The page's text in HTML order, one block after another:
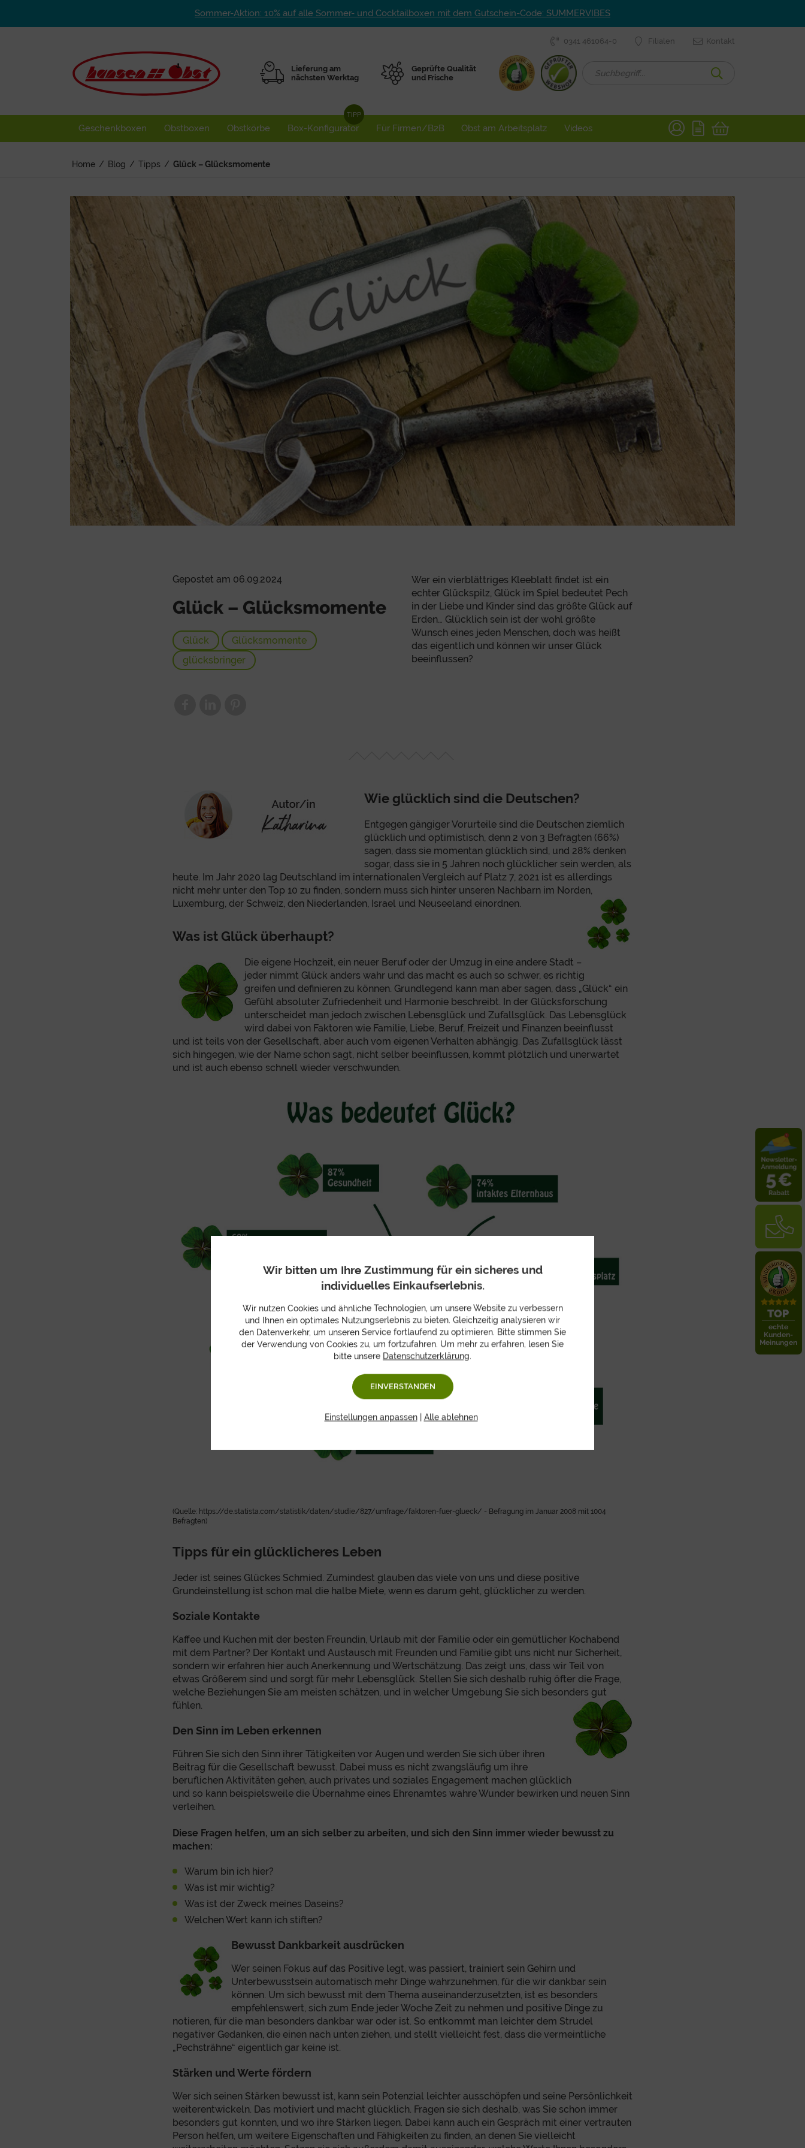
Sommer-Aktion: 10% auf alle Sommer- und Cocktailboxen mit dem Gutschein-Code: SUMMERVIBES
0341 461064-0 Filialen Kontakt
Lieferung am
nächsten Werktag
Geprüfte Qualität
und Frische
Geschenkboxen Obstboxen Obstkörbe Box-Konfigurator Für Firmen/B2B Obst am Arbeitsplatz Videos
Home / Blog / Tipps / Glück – Glücksmomente
Gepostet am 06.09.2024
Glück – Glücksmomente
Glück
Glücksmomente
glücksbringer
Wer ein vierblättriges Kleeblatt findet ist ein
echter Glückspilz, Glück im Spiel bedeutet Pech
in der Liebe und Kinder sind das größte Glück auf
Erden… Glücklich sein ist der wohl größte
Wunsch eines jeden Menschen, doch was heißt
das eigentlich und können wir unser Glück
beeinflussen?
Wie glücklich sind die Deutschen?
Entgegen gängiger Vorurteile sind die Deutschen ziemlich
glücklich und optimistisch, denn 2 von 3 Befragten (66%)
sagen, dass sie momentan glücklich sind, und 28% denken
sogar, dass sie in 5 Jahren noch glücklicher sein werden, als
heute. Im Jahr 2020 lag Deutschland im internationalen Vergleich auf Platz 7, 2021 ist es allerdings
nicht mehr unter den Top 10 zu finden, sondern muss sich hinter unseren Nachbarn im Norden,
Luxemburg, der Schweiz, den Niederlanden, Israel und Neuseeland einordnen.
Was ist Glück überhaupt?
Die eigene Hochzeit, ein neuer Beruf oder der Umzug in eine andere Stadt –
jeder nimmt Glück anders wahr und das macht es auch so schwer, es richtig
greifen und definieren zu können. Grundlegend kann man aber sagen, dass „Glück“ ein
Gefühl absoluter Zufriedenheit und Harmonie beschreibt. In der Glücksforschung
unterscheidet man jedoch zwischen Lebensglück und Zufallsglück. Das Lebensglück
wird dabei von Faktoren wie Familie, Liebe, Beruf, Freizeit und Finanzen beeinflusst
und ist teils von der Gesellschaft, aber auch vom eigenen Verhalten abhängig. Das Zufallsglück lässt
sich hingegen, wie der Name schon sagt, nicht selber beeinflussen, kommt plötzlich und unerwartet
und ist auch ebenso schnell wieder verschwunden.
(Quelle: https://de.statista.com/statistik/daten/studie/827/umfrage/faktoren-fuer-glueck/ - Befragung im Januar 2008 mit 1004
Befragten)
Tipps für ein glücklicheres Leben
Jeder ist seines Glückes Schmied. Zumindest glauben das viele von uns und diese positive
Grundeinstellung ist schon mal die halbe Miete, wenn es darum geht, glücklicher zu werden.
Soziale Kontakte
Kaffee und Kuchen mit der besten Freundin, Urlaub mit der Familie oder ein gemütlicher Kochabend
mit dem Partner? Der Kontakt und Austausch mit Freunden und Familie gibt uns nicht nur Sicherheit,
sondern wir erfahren hier auch Anerkennung und Wertschätzung. Das zeigt uns, dass wir Teil von
etwas Größerem sind und sorgt für mehr Lebensglück. Stellen Sie sich deshalb ruhig öfter die Frage,
welche Beziehungen Sie am meisten schätzen, und in welcher Umgebung Sie sich besonders gut
fühlen.
Den Sinn im Leben erkennen
Führen Sie sich den Sinn ihrer Tätigkeiten vor Augen und werden Sie sich über ihren
Beitrag für die Gesellschaft bewusst. Dabei muss es nicht zwangsläufig um ihre
beruflichen Aktivitäten gehen, auch privates und soziales Engagement machen glücklich
und so kann beispielsweile die Übernahme eines Ehrenamtes wahre Wunder bewirken und neuen Sinn
verleihen.
Diese Fragen helfen, um an sich selber zu arbeiten, und sich den Sinn immer wieder bewusst zu
machen:
Warum bin ich hier?
Was ist mir wichtig?
Was ist der Zweck meines Daseins?
Welchen Wert kann ich stiften?
Bewusst Dankbarkeit ausdrücken
Wer seinen Fokus auf das Positive legt, was passiert, trainiert sein Gehirn und
Unterbewusstsein automatisch mehr Dinge wahrzunehmen, für die wir dankbar sein
können. Um sich bewusst mit dem Thema auseinanderzusetzten, ist es besonders
empfehlenswert, sich zum Ende jeder Woche Zeit zu nehmen und positive Dinge zu
notieren, für die man besonders dankbar war oder ist. So entkommt man leichter dem Strudel
negativer Gedanken, die einen nach unten ziehen, und stellt vielleicht fest, dass die vermeintliche
„Pechsträhne“ eigentlich gar keine ist.
Stärken und Werte fördern
Wer sich seinen Stärken bewusst ist, kann sein Potenzial leichter ausschöpfen und seine Persönlichkeit
weiterentwickeln. Das motiviert und macht glücklich. Fragen sie sich deshalb, was Sie schon immer
besonders gut konnten, und wo ihre Stärken liegen. Dabei kann auch ein Gespräch mit einer vertrauten
Person helfen, um weitere Eigenschaften und Fähigkeiten zu finden, an denen Sie vielleicht
Wir bitten um Ihre Zustimmung für ein sicheres und
individuelles Einkaufserlebnis.
Wir nutzen Cookies und ähnliche Technologien, um unsere Website zu verbessern
und Ihnen ein optimales Nutzungserlebnis zu bieten. Gleichzeitig analysieren wir
den Datenverkehr, um unseren Service fortlaufend zu optimieren. Bitte stimmen Sie
der Verwendung von Cookies zu, um fortzufahren. Um mehr zu erfahren, lesen Sie
bitte unsere Datenschutzerklärung.
EINVERSTANDEN
Einstellungen anpassen| Alle ablehnen